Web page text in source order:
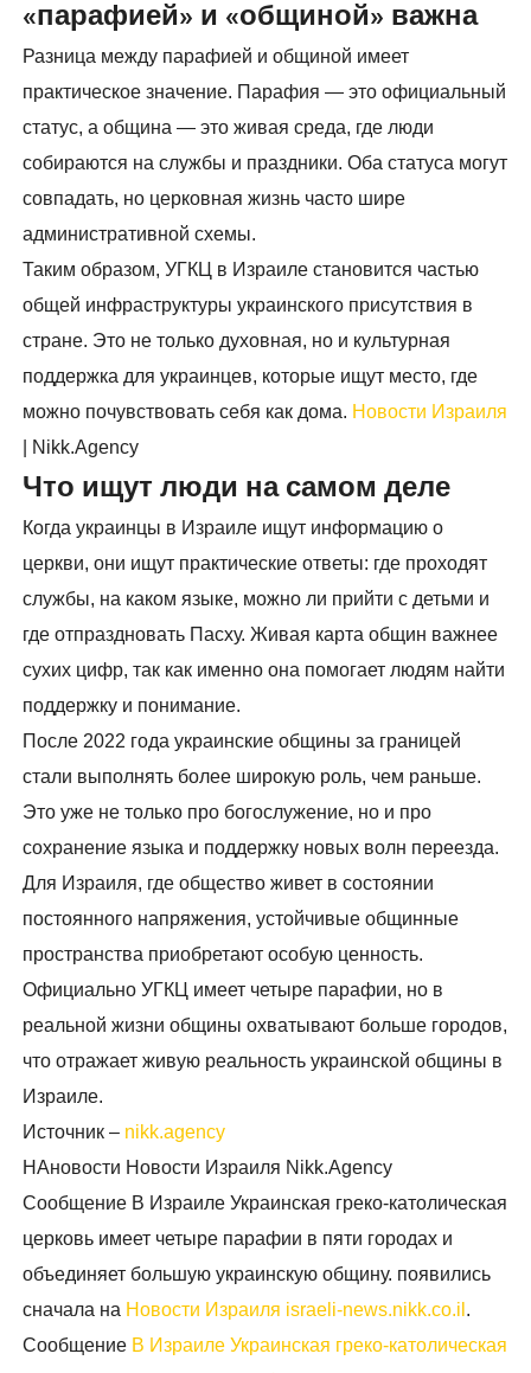
«парафией» и «общиной» важна
Разница между парафией и общиной имеет
практическое значение. Парафия — это официальный
статус, а община — это живая среда, где люди
собираются на службы и праздники. Оба статуса могут
совпадать, но церковная жизнь часто шире
административной схемы.
Таким образом, УГКЦ в Израиле становится частью
общей инфраструктуры украинского присутствия в
стране. Это не только духовная, но и культурная
поддержка для украинцев, которые ищут место, где
можно почувствовать себя как дома. Новости Израиля
| Nikk.Agency
Что ищут люди на самом деле
Когда украинцы в Израиле ищут информацию о
церкви, они ищут практические ответы: где проходят
службы, на каком языке, можно ли прийти с детьми и
где отпраздновать Пасху. Живая карта общин важнее
сухих цифр, так как именно она помогает людям найти
поддержку и понимание.
После 2022 года украинские общины за границей
стали выполнять более широкую роль, чем раньше.
Это уже не только про богослужение, но и про
сохранение языка и поддержку новых волн переезда.
Для Израиля, где общество живет в состоянии
постоянного напряжения, устойчивые общинные
пространства приобретают особую ценность.
Официально УГКЦ имеет четыре парафии, но в
реальной жизни общины охватывают больше городов,
что отражает живую реальность украинской общины в
Израиле.
Источник – nikk.agency
НАновости Новости Израиля Nikk.Agency
Сообщение В Израиле Украинская греко-католическая
церковь имеет четыре парафии в пяти городах и
объединяет большую украинскую общину. появились
сначала на Новости Израиля israeli-news.nikk.co.il .
Сообщение В Израиле Украинская греко-католическая